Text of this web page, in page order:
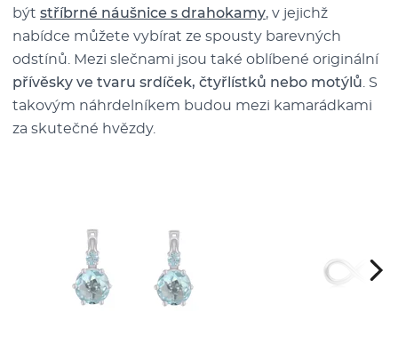
být stříbrné náušnice s drahokamy, v jejichž
nabídce můžete vybírat ze spousty barevných
odstínů. Mezi slečnami jsou také oblíbené originální
přívěsky ve tvaru srdíček, čtyřlístků nebo motýlů . S
takovým náhrdelníkem budou mezi kamarádkami
za skutečné hvězdy.